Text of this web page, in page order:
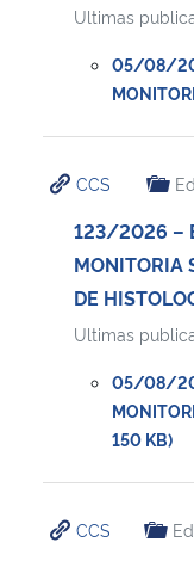
Ultimas
05/08/
CCS
123/2026 –
MONITORIA
DE
Ultimas
05/08/
150 KB)
CCS